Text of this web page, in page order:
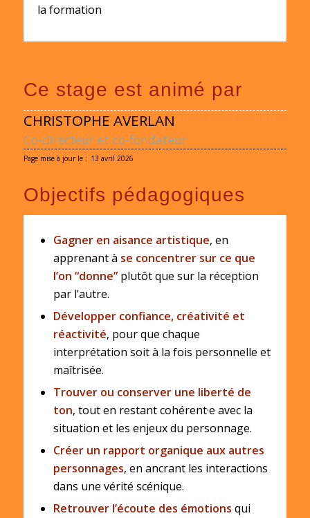
la formation
Ce stage est animé par
CHRISTOPHE AVERLAN
Co-directeur et co-fondateur
Page mise à jour le : 13 avril 2026
Objectifs pédagogiques
Gagner en aisance artistique, en
apprenant à se concentrer sur ce que
l’on “donne”plutôt que sur la réception
par l’autre.
Développer confiance, créativité et
réactivité, pour que chaque
interprétation soit à la fois personnelle et
maîtrisée.
Trouver ou conserver une liberté de
ton, tout en restant cohérent·e avec la
situation et les enjeux du personnage.
Créer un rapport organique aux autres
personnages, en ancrant les interactions
dans une vérité scénique.
Retrouver l’écoute des émotions qui